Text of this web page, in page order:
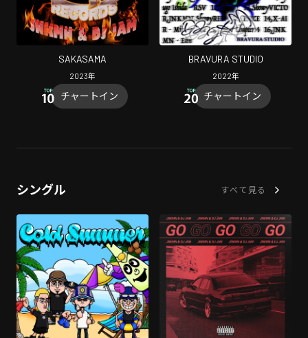
SAKASAMA
2023年
チャートイン
BRAVURA STUDIO
2022年
チャートイン
シングル すべて見る